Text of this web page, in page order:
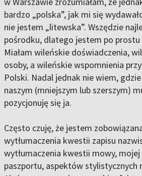
bardzo „polska”, jak mi się
nie jestem „litewska”. Wszędzie
pośrodku, dlatego jestem po prostu
Miałam wileńskie doświadczenia,
osoby, a wileńskie wspomnienia
Polski. Nadal jednak nie wiem,
naszym (mniejszym lub szerszym)
pozycjonuję się ja.
Często czuję, że jestem
wytłumaczenia kwestii zapisu
wytłumaczenia kwestii mowy,
paszportu, aspektów stylistycznych